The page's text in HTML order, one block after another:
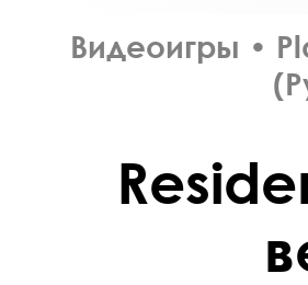
Видеоигры •